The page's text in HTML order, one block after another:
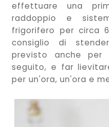
effettuare una
raddoppio e
frigorifero per circa
consiglio di
previsto anche per
seguito, e far
per un'ora, un'ora e